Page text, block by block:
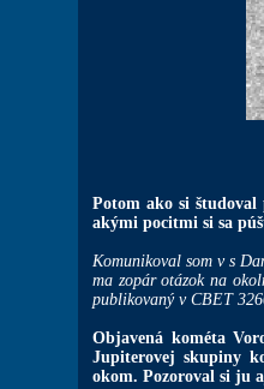
Potom ako si
akými pocitmi si sa
Komunikoval som v s
ma zopár otázok na
publikovaný v CBET
Objavená kométa
Jupiterovej skupiny
okom. Pozoroval si ju